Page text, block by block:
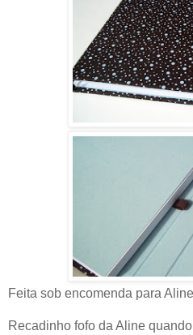
Feita sob encomenda para
Recadinho fofo da Aline